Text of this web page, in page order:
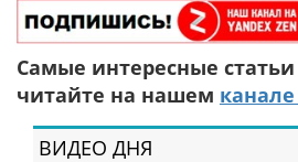
Самые интересные
читайте на нашем
ВИДЕО ДНЯ